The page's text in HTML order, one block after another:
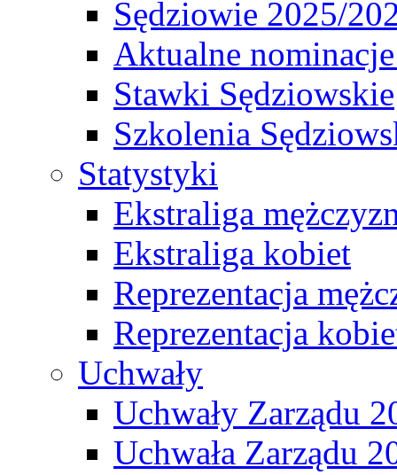
Sędziowie 2025/
Aktualne
Stawki Sędziowskie
Szkolenia
Statystyki
Ekstraliga
Ekstraliga kobiet
Reprezentacja
Reprezentacja
Uchwały
Uchwały Zarządu
Uchwała Zarządu